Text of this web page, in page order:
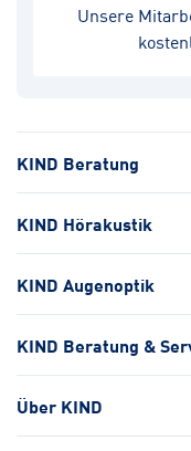
Unsere
KIND Beratung
KIND Hörakustik
KIND Augenoptik
KIND Beratung &
Über KIND